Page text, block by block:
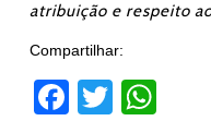
atribuição e respeito
Compartilhar:
Fa T